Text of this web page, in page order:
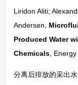
Liridon Aliti;
Andersen,
Produced Water
Chemicals ,
分离后排放的采出